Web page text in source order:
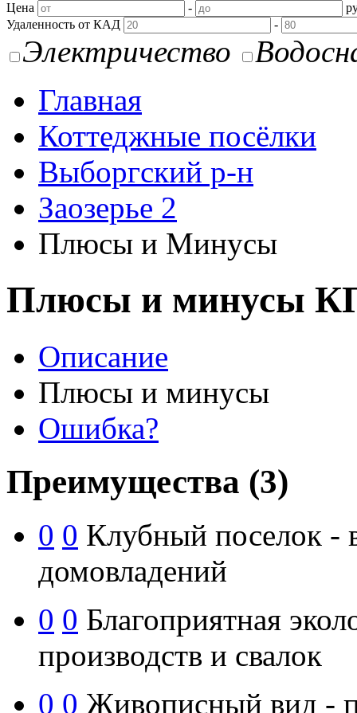
Цена -
Удаленность от КАД
-
Электричество
Главная
Коттеджные посёлки
Выборгский р-н
Заозерье 2
Плюсы и Минусы
Плюсы и минусы КП
Описание
Плюсы и минусы
Ошибка?
Преимущества (3)
0 0 Клубный поселок -
домовладений
0 0 Благоприятная
производств и свалок
0 0 Живописный вид -